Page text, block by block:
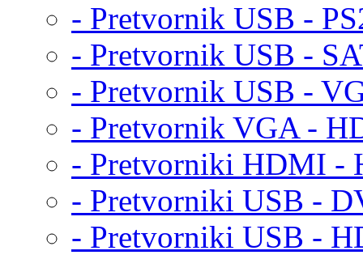
- Pretvornik USB -
- Pretvornik USB -
- Pretvornik USB -
- Pretvornik VGA -
- Pretvorniki HDMI -
- Pretvorniki USB -
- Pretvorniki USB -